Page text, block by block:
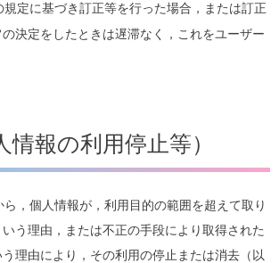
規定に基づき訂正等を行った場合，または訂正
決定をしたときは遅滞なく，これをユーザー
情報の利用停止等）
ら，個人情報が，利用目的の範囲を超えて取り
う理由，または不正の手段により取得された
理由により，その利用の停止または消去（以